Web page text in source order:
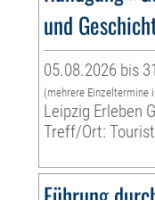
und
05.08.2026 bis
(mehrere Einzeltermine
Leipzig Erleben
Treff/Ort: